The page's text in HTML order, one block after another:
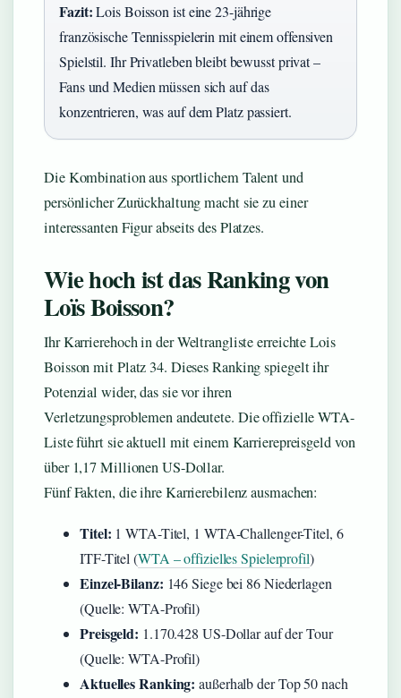
Fazit:Lois Boisson ist eine 23-jährige
französische Tennisspielerin mit einem offensiven
Spielstil. Ihr Privatleben bleibt bewusst privat –
Fans und Medien müssen sich auf das
konzentrieren, was auf dem Platz passiert.
Die Kombination aus sportlichem Talent und
persönlicher Zurückhaltung macht sie zu einer
interessanten Figur abseits des Platzes.
Wie hoch ist das Ranking von
Loïs Boisson?
Ihr Karrierehoch in der Weltrangliste erreichte Lois
Boisson mit Platz 34. Dieses Ranking spiegelt ihr
Potenzial wider, das sie vor ihren
Verletzungsproblemen andeutete. Die offizielle WTA-
Liste führt sie aktuell mit einem Karrierepreisgeld von
über 1,17 Millionen US-Dollar.
Fünf Fakten, die ihre Karrierebilenz ausmachen:
Titel: 1 WTA-Titel, 1 WTA-Challenger-Titel, 6
ITF-Titel (WTA – offizielles Spielerprofil)
Einzel-Bilanz: 146 Siege bei 86 Niederlagen
(Quelle: WTA-Profil)
Preisgeld: 1.170.428 US-Dollar auf der Tour
(Quelle: WTA-Profil)
Aktuelles Ranking: außerhalb der Top 50 nach